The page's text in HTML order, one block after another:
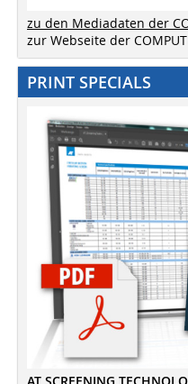
zu den Mediadaten der
zur Webseite der
PRINT SPECIALS